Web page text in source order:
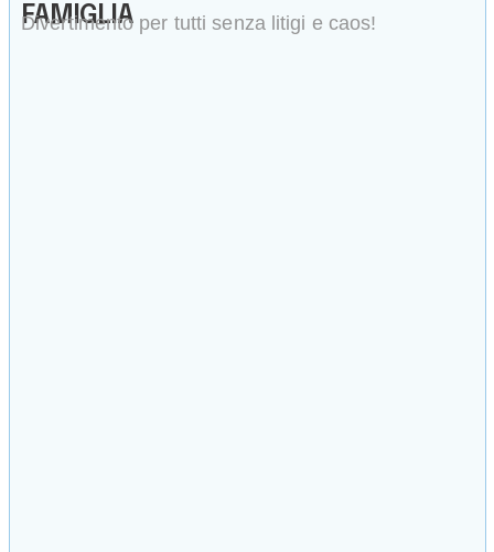
FAMIGLIA
Divertimento per tutti senza litigi e caos!